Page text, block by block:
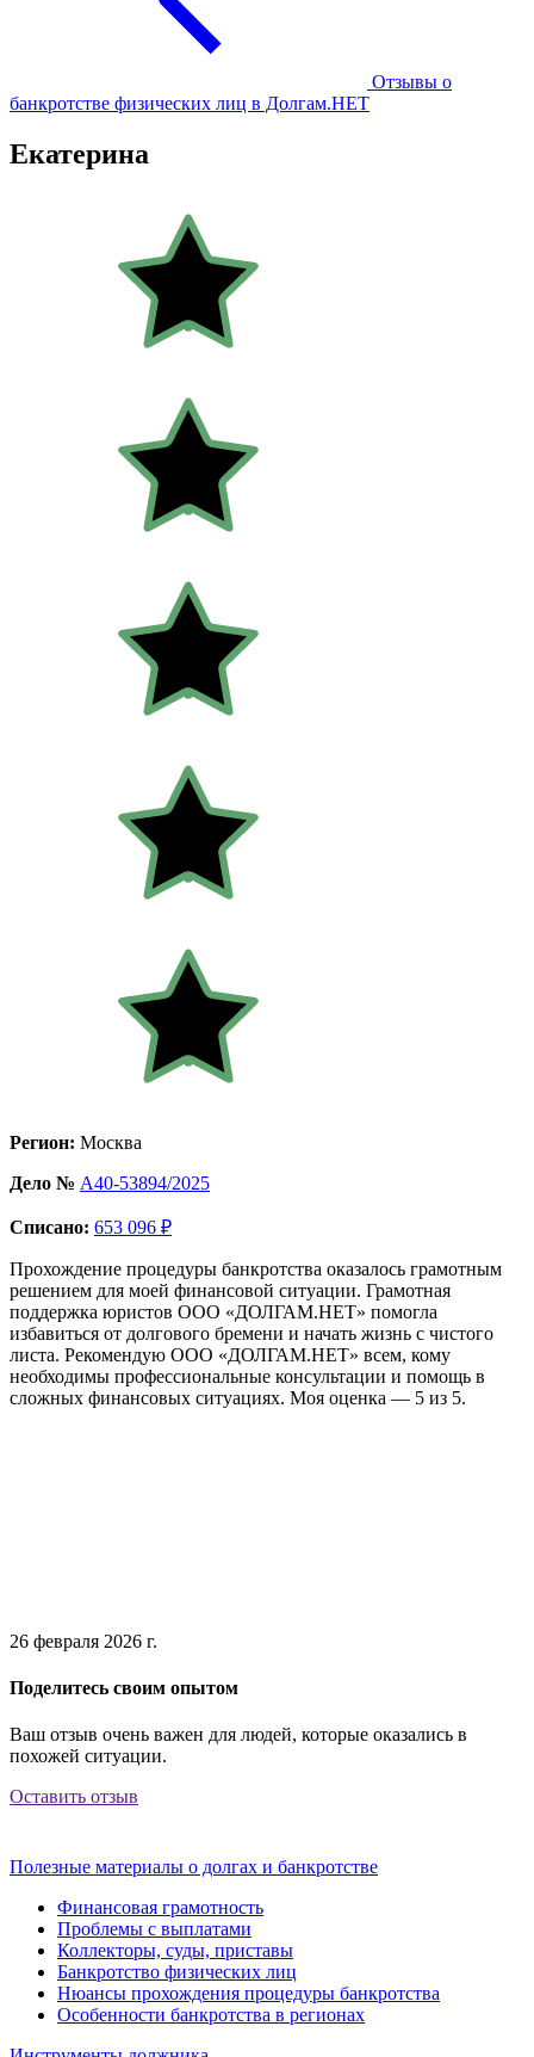
Отзывы о
банкротстве физических лиц в Долгам.НЕТ
Екатерина
Регион: Москва
Дело № А40-53894/2025
Списано: 653 096 ₽
Прохождение процедуры банкротства оказалось грамотным
решением для моей финансовой ситуации. Грамотная
поддержка юристов ООО «ДОЛГАМ.НЕТ» помогла
избавиться от долгового бремени и начать жизнь с чистого
листа. Рекомендую ООО «ДОЛГАМ.НЕТ» всем, кому
необходимы профессиональные консультации и помощь в
сложных финансовых ситуациях. Моя оценка — 5 из 5.
26 февраля 2026 г.
Поделитесь своим опытом
Ваш отзыв очень важен для людей, которые оказались в
похожей ситуации.
Оставить отзыв
Полезные материалы о долгах и банкротстве
Финансовая грамотность
Проблемы с выплатами
Коллекторы, суды, приставы
Банкротство физических лиц
Нюансы прохождения процедуры банкротства
Особенности банкротства в регионах